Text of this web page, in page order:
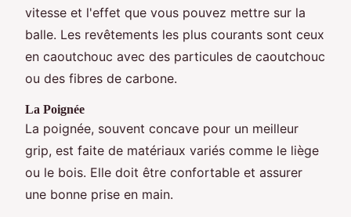
vitesse et l'effet que vous pouvez mettre sur la
balle. Les revêtements les plus courants sont ceux
en caoutchouc avec des particules de caoutchouc
ou des fibres de carbone.
La Poignée
La poignée, souvent concave pour un meilleur
grip, est faite de matériaux variés comme le liège
ou le bois. Elle doit être confortable et assurer
une bonne prise en main.